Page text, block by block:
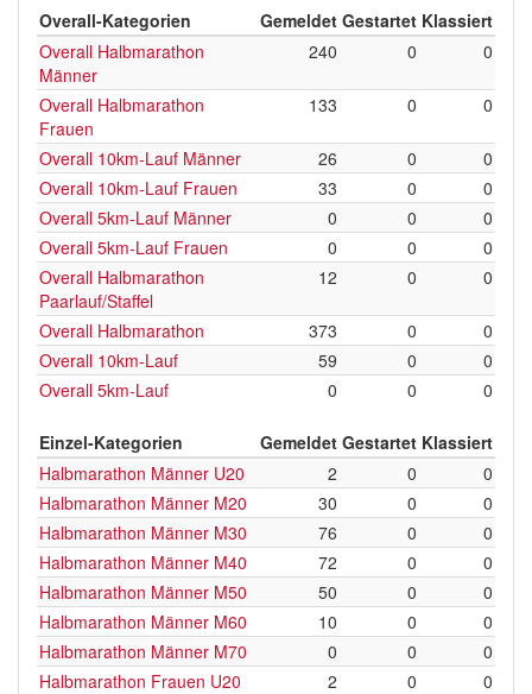
Overall-Kategorien Gemeldet Gestartet Klassiert
Overall Halbmarathon
Männer
240 0 0
Overall Halbmarathon
Frauen
133 0 0
Overall 10km-Lauf Männer 26 0
0
Overall 10km-Lauf Frauen
33 0
0
Overall 5km-Lauf Männer
0 0
0
Overall 5km-Lauf Frauen
0 0
0
Overall Halbmarathon
Paarlauf/Staffel
12 0 0
Overall Halbmarathon 373 0
0
Overall 10km-Lauf
59 0
0
Overall 5km-Lauf
0 0 0
Einzel-Kategorien Gemeldet Gestartet Klassiert
Halbmarathon Männer U20
2 0
0
Halbmarathon Männer M20
30 0
0
Halbmarathon Männer M30
76 0
0
Halbmarathon Männer M40
72 0
0
Halbmarathon Männer M50
50 0
0
Halbmarathon Männer M60
10 0
0
Halbmarathon Männer M70
0 0
0
Halbmarathon Frauen U20
2 0
0